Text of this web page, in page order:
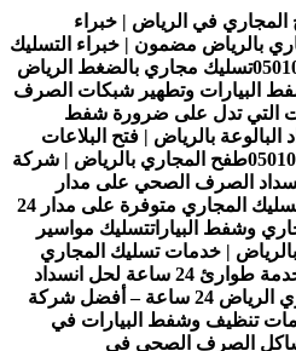
في الرياض | خبراء
بالرياض مضمون | خبراء التسليك
تسليك مجاري بالضغط الرياض
البيارات وتطهير شبكات الصرف
التي تدل على ضرورة شفط
البالوعة بالرياض | فتح البلاعات
طفح المجاري بالرياض | شركة
خدمة فورية لحل انسداد الصرف الصحي على مدار
فني تسليك مجاري بالرياض قريب مني 0501078510 خدمات تسليك المجاري متوفرة على مدار 24
وشفط البياراتتسليك مواسير
| خدمات تسليك المجاري
فني تسليك مجاري قريب مني – أسرع خدمة طوارئ 24 ساعة لحل انسداد
تسليك مجاري الرياض 24 ساعة – أفضل شركة
تنظيف وشفط البيارات في
الصرف الصحي في